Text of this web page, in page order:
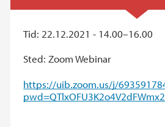
Tid: 22.12.2021 - 14.00–16.00
Sted: Zoom Webinar
https://uib.zoom.us/j/